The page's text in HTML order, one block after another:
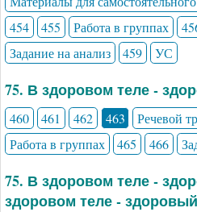
454
455 Работа в группах
Задание на анализ
459 УС
75. В здоровом теле -
460 461 462 463 Речевой
Работа в группах
465 466
75. В здоровом теле -
здоровом теле -